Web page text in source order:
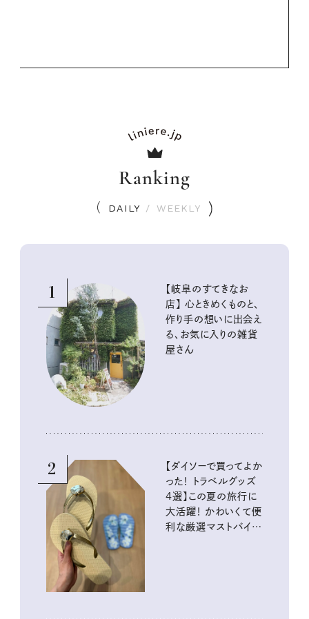
Ranking
DAILY / WEEKLY
1
【岐阜のすてきなお
店】 心ときめくものと、
作り手の想いに出会え
る、お気に入りの雑貨
屋さん
2
【ダイソーで買ってよか
った！ トラベルグッズ
4選】この夏の旅行に
大活躍！ かわいくて便
利な厳選マストバイア